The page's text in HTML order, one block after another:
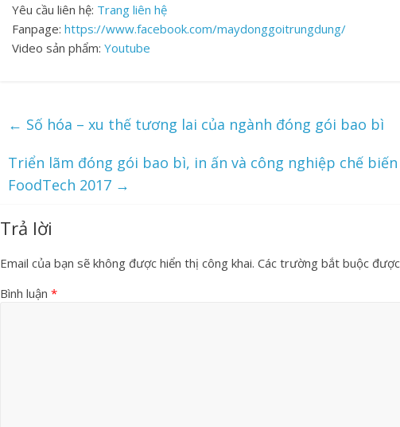
Yêu cầu liên hệ: Trang liên hệ
Fanpage: https://www.facebook.com/maydonggoitrungdung/
Video sản phẩm: Youtube
← Số hóa – xu thế tương lai của ngành đóng gói bao bì
Triển lãm đóng gói bao bì, in ấn và công nghiệp chế
FoodTech 2017 →
Trả lời
Email của bạn sẽ không được hiển thị công khai. Các trường bắt buộc
Bình luận *